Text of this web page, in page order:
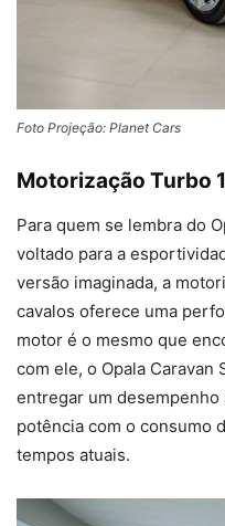
Foto Projeção: Planet Cars
Motorização Turbo
Para quem se lembra do
voltado para a
versão imaginada, a
cavalos oferece uma
motor é o mesmo que
com ele, o Opala Caravan
entregar um
potência com o consumo
tempos atuais.